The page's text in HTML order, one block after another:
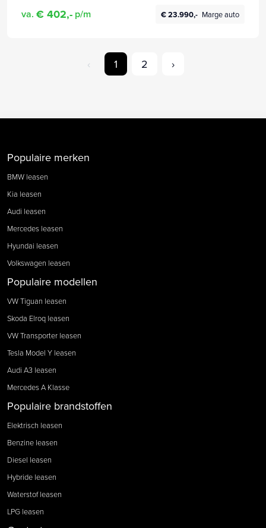
va. € 402,- p/m € 23.990,- Marge auto
‹ 1 2 ›
Populaire merken
BMW leasen
Kia leasen
Audi leasen
Mercedes leasen
Hyundai leasen
Volkswagen leasen
Populaire modellen
VW Tiguan leasen
Skoda Elroq leasen
VW Transporter leasen
Tesla Model Y leasen
Audi A3 leasen
Mercedes A Klasse
Populaire brandstoffen
Elektrisch leasen
Benzine leasen
Diesel leasen
Hybride leasen
Waterstof leasen
LPG leasen